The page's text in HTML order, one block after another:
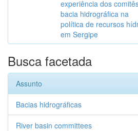
experiência dos
bacia hidrográfica na
política de recursos
em Sergipe
Busca facetada
Assunto
Bacias hidrográficas
River basin committees